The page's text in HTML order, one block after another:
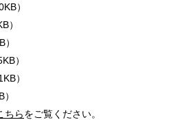
）
）
）
）
ちらをご覧ください。